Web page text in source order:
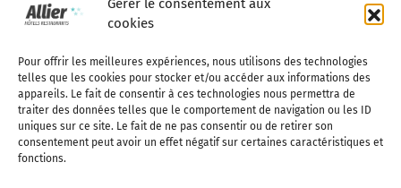
Gérer le consentement aux
cookies
Pour offrir les meilleures expériences, nous utilisons des technologies
telles que les cookies pour stocker et/ou accéder aux informations des
appareils. Le fait de consentir à ces technologies nous permettra de
traiter des données telles que le comportement de navigation ou les ID
uniques sur ce site. Le fait de ne pas consentir ou de retirer son
consentement peut avoir un effet négatif sur certaines caractéristiques et
fonctions.
Qui sommes-nous Publiez votre annonce
Adhérer à l’association Nous contacter